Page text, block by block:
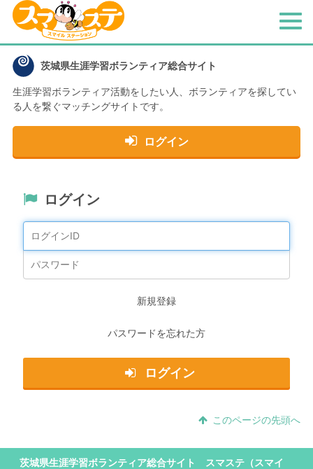
茨城県生涯学習ボランティア総合サイト
生涯学習ボランティア活動をしたい人、 ボランティアを探してい
る人を繋ぐマッチングサイトです。
ログイン
メ
ログイン
新規登録
パスワードを忘れた方
ログイン
このページの先頭へ
茨城県生涯学習ボランティア総合サイト スマステ（スマイ